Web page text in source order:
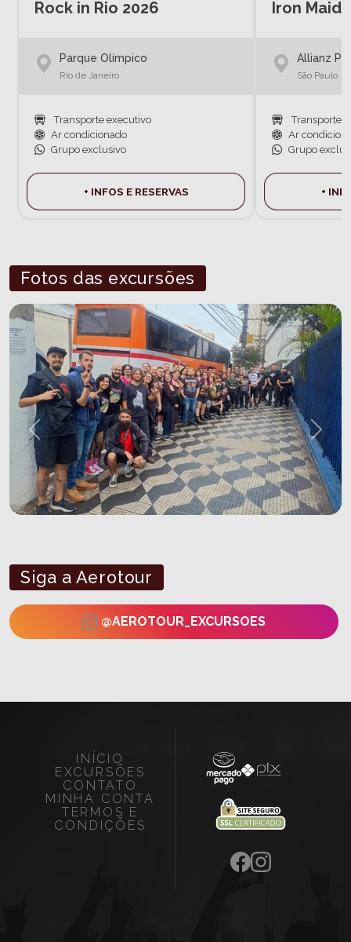
Rock in Rio 2026
Parque Olímpico
Rio de Janeiro
Transporte executivo
Ar condicionado
Grupo exclusivo
+ INFOS E RESERVAS
Iron
Allianz
São Paulo
Transporte
Ar
Grupo
+
Siga a Aerotour
@AEROTOUR_EXCURSOES
Fotos das excursões
Previous Next
INÍCIO
EXCURSÕES
CONTATO
MINHA CONTA
TERMOS E
CONDIÇÕES